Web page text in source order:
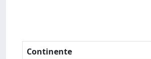
Continente